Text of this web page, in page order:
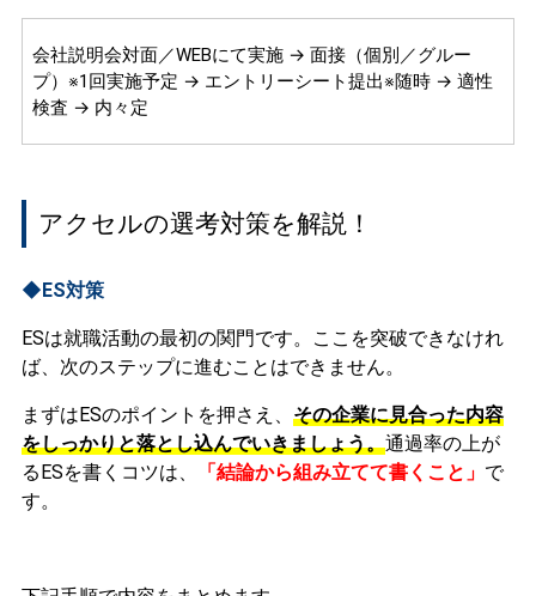
会社説明会対面／WEBにて実施 → 面接（個別／グルー
プ）※1回実施予定 → エントリーシート提出※随時 → 適性
検査 → 内々定
アクセルの選考対策を解説！
◆ES対策
ESは就職活動の最初の関門です。ここを突破できなけれ
ば、次のステップに進むことはできません。
まずはESのポイントを押さえ、 その企業に見合った内容
をしっかりと落とし込んでいきましょう。通過率の上が
るESを書くコツは、
「結論から組み立てて書くこと」 で
す。